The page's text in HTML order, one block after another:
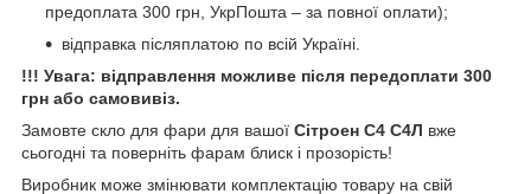
предоплата 300 грн, УкрПошта – за повної оплати);
відправка післяплатою по всій Україні.
!!! Увага: відправлення можливе після передоплати 300
грн або самовивіз.
Замовте скло для фари для вашої Сітроен С4 С4Л вже
сьогодні та поверніть фарам блиск і прозорість!
Виробник може змінювати комплектацію товару на свій